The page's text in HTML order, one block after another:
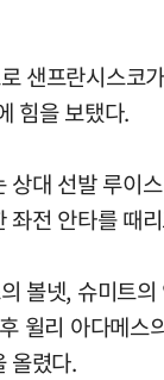
샌프란시스코
힘을 보탰다.
대 선발 루이
좌전 안타를 때
볼넷, 슈미트
윌리 아다메스
올렸다.